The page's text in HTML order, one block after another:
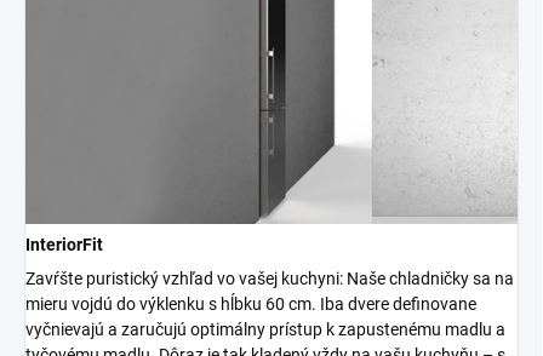
InteriorFit
Zavŕšte puristický vzhľad vo vašej kuchyni: Naše chladničky sa na
mieru vojdú do výklenku s hĺbku 60 cm. Iba dvere definovane
vyčnievajú a zaručujú optimálny prístup k zapustenému madlu a